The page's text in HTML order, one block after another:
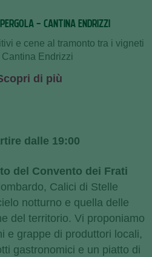
- CANTINA ENDRIZZI
e cene al tramonto tra i vigneti
Endrizzi
di più
dalle 19:00
del Convento dei Frati
Calici di Stelle
notturno e quella delle
del territorio. Vi proponiamo
e grappe di produttori locali,
gastronomici e un piatto di